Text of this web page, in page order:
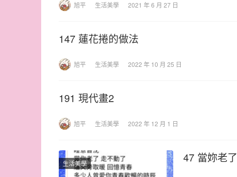
旭平 生活美學 2021 年 6 月 27 日
147 蓮花捲的做法
旭平 生活美學 2022 年 10 月 25 日
191 現代畫2
旭平 生活美學 2022 年 12 月 1 日
生活美學 47 當妳老了